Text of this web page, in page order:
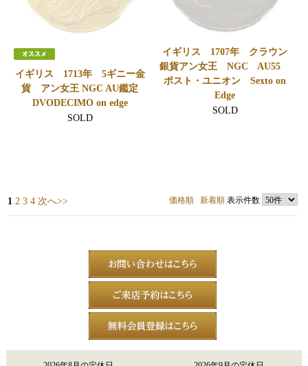
イギリス 1713年 5ギニー金
貨 アン女王 NGC AU鑑定
DVODECIMO on edge
SOLD
イギリス 1707年 クラウン
銀貨アン女王 NGC AU55
ポスト・ユニオン Sexto on
Edge
SOLD
価格順 新着順表示件数
1 2 3 4 次へ>>